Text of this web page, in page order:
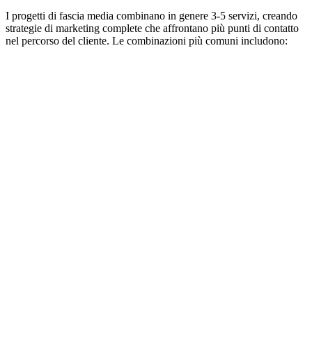
I progetti di fascia media combinano in genere 3-5 servizi, creando
strategie di marketing complete che affrontano più punti di contatto
nel percorso del cliente. Le combinazioni più comuni includono: